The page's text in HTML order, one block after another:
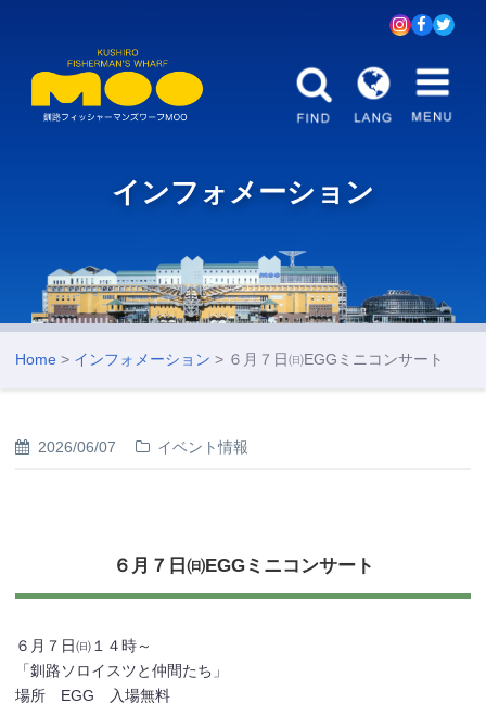
インフォメーション
Home > インフォメーション > ６月７日㈰EGGミニコンサート
2026/06/07 イベント情報
６月７日㈰EGGミニコンサート
６月７日㈰１４時～
「釧路ソロイスツと仲間たち」
場所 EGG 入場無料